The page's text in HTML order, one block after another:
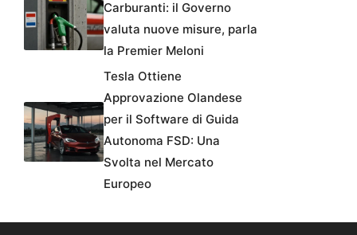
Carburanti: il Governo
valuta nuove misure, parla
la Premier Meloni
Tesla Ottiene
Approvazione Olandese
per il Software di Guida
Autonoma FSD: Una
Svolta nel Mercato
Europeo